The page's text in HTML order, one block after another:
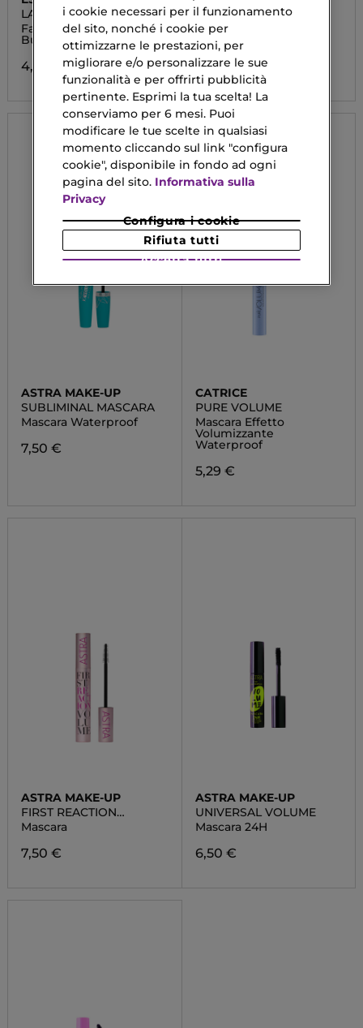
LASH PRINCESS
False Lash Effect Mascara
Burgundy
4,19 €
ZEN ROUTINE
Mascara Gel Fissante
5,90 €
ASTRA MAKE-UP
SUBLIMINAL MASCARA
Mascara Waterproof
7,50 €
CATRICE
PURE VOLUME
Mascara Effetto
Volumizzante
Waterproof
5,29 €
ASTRA MAKE-UP
FIRST REACTION
VOLUME
Mascara
7,50 €
ASTRA MAKE-UP
UNIVERSAL VOLUME
Mascara 24H
6,50 €
i cookie necessari per il funzionamento
del sito, nonché i cookie per
ottimizzarne le prestazioni, per
migliorare e/o personalizzare le sue
funzionalità e per offrirti pubblicità
pertinente. Esprimi la tua scelta! La
conserviamo per 6 mesi. Puoi
modificare le tue scelte in qualsiasi
momento cliccando sul link "configura
cookie", disponibile in fondo ad ogni
pagina del sito. Informativa sulla
Privacy
Configura i cookie
Rifiuta tutti
Accetta tutti